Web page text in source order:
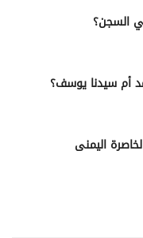
السجن؟
أم سيدنا يوسف؟
اليمنى